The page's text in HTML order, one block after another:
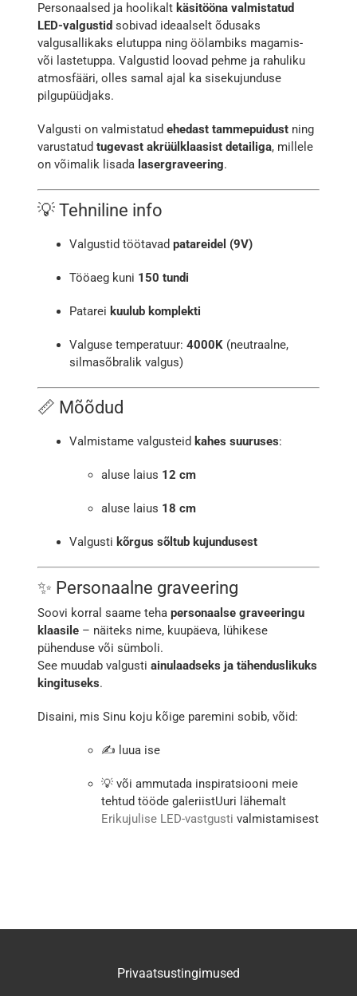
Personaalsed ja hoolikalt käsitööna valmistatud
LED-valgustid sobivad ideaalselt õdusaks
valgusallikaks elutuppa ning öölambiks magamis-
või lastetuppa. Valgustid loovad pehme ja rahuliku
atmosfääri, olles samal ajal ka sisekujunduse
pilgupüüdjaks.
Valgusti on valmistatud ehedast tammepuidustning
varustatud tugevast akrüülklaasist detailiga, millele
on võimalik lisada lasergraveering.
💡 Tehniline info
Valgustid töötavad patareidel (9V)
Tööaeg kuni 150 tundi
Patarei kuulub komplekti
Valguse temperatuur: 4000K(neutraalne,
silmasõbralik valgus)
📏 Mõõdud
Valmistame valgusteid kahes suuruses:
aluse laius 12 cm
aluse laius 18 cm
Valgusti kõrgus sõltub kujundusest
✨ Personaalne graveering
Soovi korral saame teha personaalse graveeringu
klaasile– näiteks nime, kuupäeva, lühikese
pühenduse või sümboli.
See muudab valgusti ainulaadseks ja tähenduslikuks
kingituseks.
Disaini, mis Sinu koju kõige paremini sobib, võid:
✍️ luua ise
💡 või ammutada inspiratsiooni meie
tehtud tööde galeriistUuri lähemalt
Erikujulise LED-vastgusti valmistamisest
Privaatsustingimused